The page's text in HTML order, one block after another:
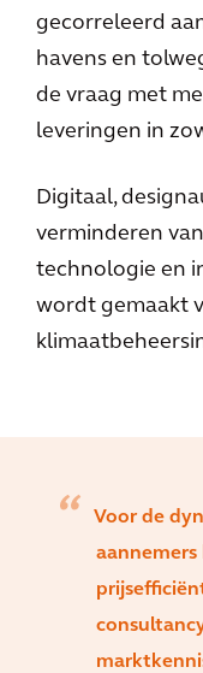
gecorreleerd
havens en
de vraag met
leveringen in
Digitaal,
verminderen
technologie en
wordt gemaakt
Voor de